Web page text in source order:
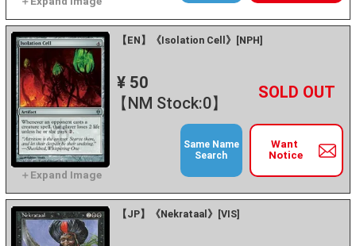
【EN】《Isolation Cell》[NPH]
¥ 50
【NM Stock:0】
－ +
Want
Notice
Same Name
Search
【JP】《Nekrataal》[VIS]